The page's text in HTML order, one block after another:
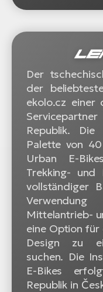
Der
der
ekolo.cz einer
Republik.
Palette von
Urban E-
Trekking- und
vollständiger
Mittelantrieb-
eine Option für
Design zu
suchen. Die
E-Bikes
Republik in